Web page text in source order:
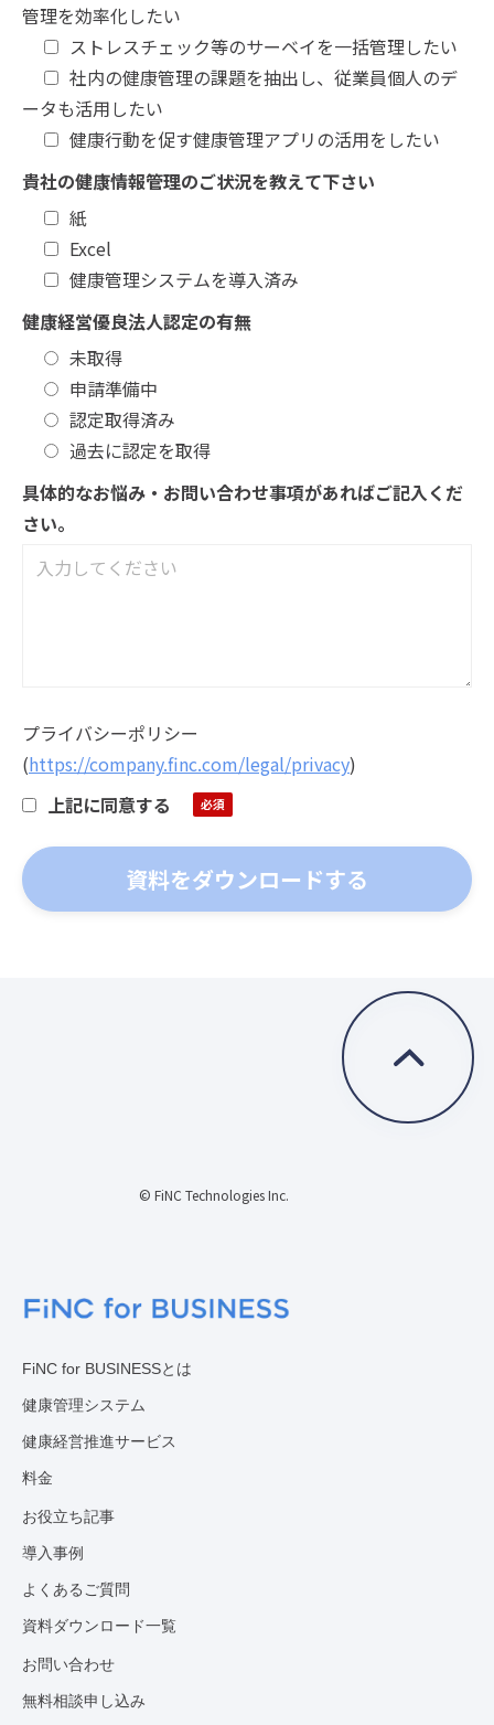
管理を効率化したい
ストレスチェック等のサーベイを一括管理したい
社内の健康管理の課題を抽出し、従業員個人のデ
ータも活用したい
健康行動を促す健康管理アプリの活用をしたい
貴社の健康情報管理のご状況を教えて下さい
紙
Excel
健康管理システムを導入済み
健康経営優良法人認定の有無
未取得
申請準備中
認定取得済み
過去に認定を取得
具体的なお悩み・お問い合わせ事項があればご記入くだ
さい。
プライバシーポリシー
(https://company.finc.com/legal/privacy)
上記に同意する
© FiNC Technologies Inc.
FiNC for BUSINESSとは
健康管理システム
健康経営推進サービス
料金
お役立ち記事
導入事例
よくあるご質問
資料ダウンロード一覧
お問い合わせ
無料相談申し込み